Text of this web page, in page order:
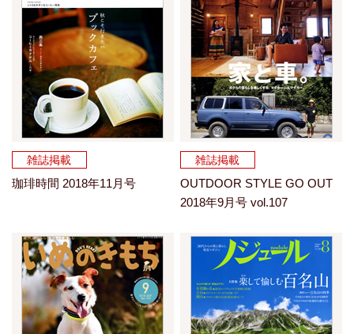
雑誌掲載
珈琲時間 2018年11月号
雑誌掲載
OUTDOOR STYLE GO OUT
2018年9月号 vol.107